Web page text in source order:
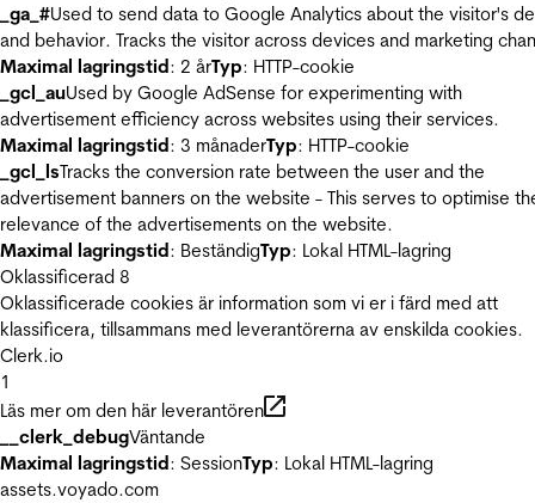
_ga_#Used to send data to Google Analytics about the visitor's
and behavior. Tracks the visitor across devices and marketing
Maximal lagringstid: 2 årTyp: HTTP-cookie
_gcl_auUsed by Google AdSense for experimenting with
advertisement efficiency across websites using their services.
Maximal lagringstid: 3 månaderTyp: HTTP-cookie
_gcl_lsTracks the conversion rate between the user and the
advertisement banners on the website - This serves to optimise
relevance of the advertisements on the website.
Maximal lagringstid: BeständigTyp: Lokal HTML-lagring
Oklassificerad 8
Oklassificerade cookies är information som vi er i färd med att
klassificera, tillsammans med leverantörerna av enskilda cookies.
Clerk.io
1
Läs mer om den här leverantören
__clerk_debugVäntande
Maximal lagringstid: SessionTyp: Lokal HTML-lagring
assets.voyado.com